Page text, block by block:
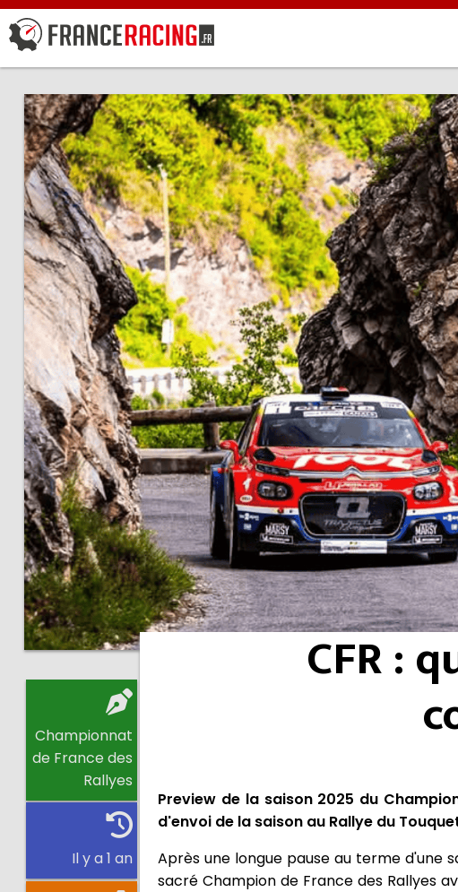
Championnat
de France des
Rallyes
Il y a 1 an
CFR :
Preview de la saison 2025 du
d'envoi de la saison au Rallye du
Après une longue pause au terme d'une
sacré Champion de France des Rallyes